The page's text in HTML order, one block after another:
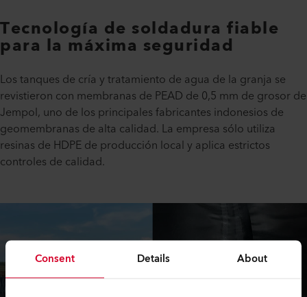
Consent Details About
Tecnología de soldadura fiable
para la máxima seguridad
Los tanques de cría y tratamiento de agua de la granja se
revistieron con membranas de PEAD de 0,5 mm de grosor de
Jempol, uno de los principales fabricantes indonesios de
geomembranas de alta calidad. La empresa sólo utiliza
resinas de HDPE de producción local y aplica estrictos
controles de calidad.